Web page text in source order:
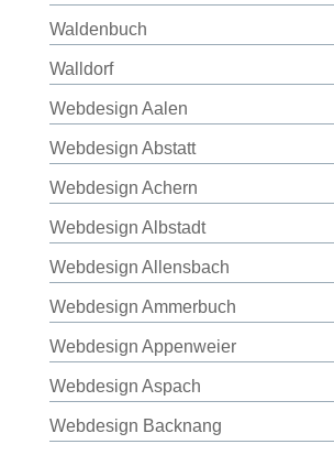
Waldenbuch
Walldorf
Webdesign Aalen
Webdesign Abstatt
Webdesign Achern
Webdesign Albstadt
Webdesign Allensbach
Webdesign Ammerbuch
Webdesign Appenweier
Webdesign Aspach
Webdesign Backnang